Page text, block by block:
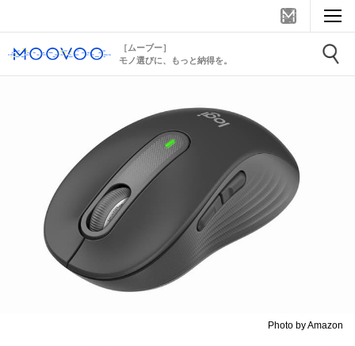
［ムーブー］
モノ選びに、もっと納得を。
Photo by Amazon